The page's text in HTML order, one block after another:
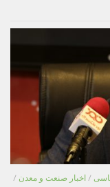
/ اخبار صنعت و معدن /